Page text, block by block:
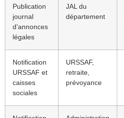
Publication
journal
d’annonces
légales
JAL du
département
Notification
URSSAF et
caisses
sociales
URSSAF,
retraite,
prévoyance